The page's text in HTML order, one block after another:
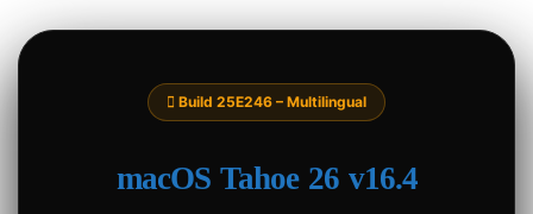
 Build 25E246 – Multilingual
macOS Tahoe 26 v16.4